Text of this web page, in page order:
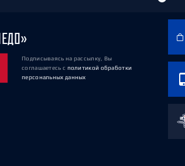
Подписываясь на рассылку, Вы
соглашаетесь с политикой обработки
персональных данных